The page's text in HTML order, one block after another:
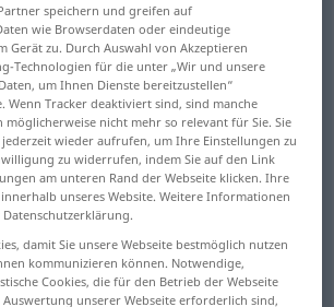
verlangen, Anspruch
beanspruchen
abholen
als angemessen fordern
speichern und greifen auf
wie Browserdaten oder eindeutige
Gerät zu. Durch Auswahl von Akzeptieren
Technologien für die unter „Wir und unsere
um Ihnen Dienste bereitzustellen“
Wenn Tracker deaktiviert sind, sind manche
möglicherweise nicht mehr so relevant für Sie. Sie
wieder aufrufen, um Ihre Einstellungen zu
zu widerrufen, indem Sie auf den Link
am unteren Rand der Webseite klicken. Ihre
unseres Website. Weitere Informationen
damit Sie unsere Webseite bestmöglich nutzen
kommunizieren können. Notwendige,
Cookies, die für den Betrieb der Webseite
unserer Webseite erforderlich sind,